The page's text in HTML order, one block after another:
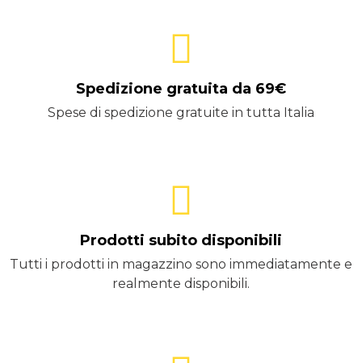
Spedizione gratuita da 69€
Spese di spedizione gratuite in tutta Italia
Prodotti subito disponibili
Tutti i prodotti in magazzino sono immediatamente e
realmente disponibili.